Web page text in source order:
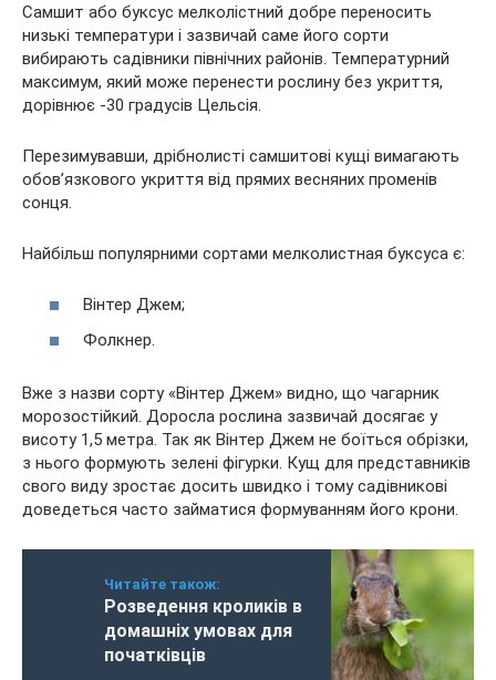
Самшит або буксус мелколістний добре переносить
низькі температури і зазвичай саме його сорти
вибирають садівники північних районів. Температурний
максимум, який може перенести рослину без укриття,
дорівнює -30 градусів Цельсія.
Перезимувавши, дрібнолисті самшитові кущі вимагають
обов’язкового укриття від прямих весняних променів
сонця.
Найбільш популярними сортами мелколистная буксуса є:
Вінтер Джем;
Фолкнер.
Вже з назви сорту «Вінтер Джем» видно, що чагарник
морозостійкий. Доросла рослина зазвичай досягає у
висоту 1,5 метра. Так як Вінтер Джем не боїться обрізки,
з нього формують зелені фігурки. Кущ для представників
свого виду зростає досить швидко і тому садівникові
доведеться часто займатися формуванням його крони.
Читайте також:
Розведення кроликів в
домашніх умовах для
початківців